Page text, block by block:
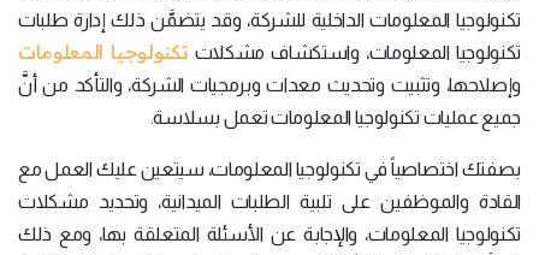
تكنولوجيا المعلومات الداخلية للشركة، وقد يتضمَّن ذلك إدارة طلبات
تكنولوجيا المعلومات، واستكشاف مشكلات تكنولوجيا المعلومات
وإصلاحها، وتثبيت وتحديث معدات وبرمجيات الشركة، والتأكد من أنَّ
جميع عمليات تكنولوجيا المعلومات تعمل بسلاسة.
بصفتك اختصاصياً في تكنولوجيا المعلومات، سيتعين عليك العمل مع
القادة والموظفين على تلبية الطلبات الميدانية، وتحديد مشكلات
تكنولوجيا المعلومات، والإجابة عن الأسئلة المتعلقة بها، ومع ذلك